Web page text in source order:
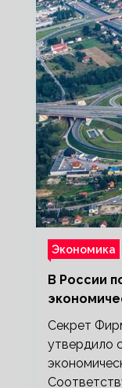
Экономика
В России
Секрет
утвердило